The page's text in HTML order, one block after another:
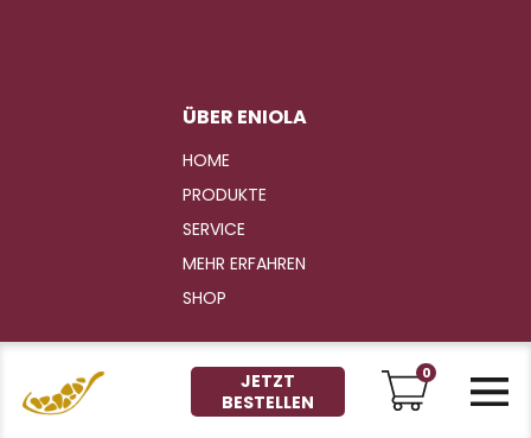
JETZT
BESTELLEN
0
ÜBER ENIOLA
HOME
PRODUKTE
SERVICE
MEHR ERFAHREN
SHOP
ALLGEMEIN
KONTAKT & FAQ